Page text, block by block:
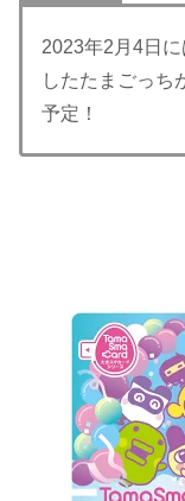
2023年2月4日
したたまごっち
予定！